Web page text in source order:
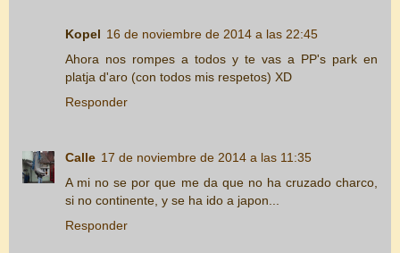
Kopel 16 de noviembre de 2014 a las 22:45
Ahora nos rompes a todos y te vas a PP's park en
platja d'aro (con todos mis respetos) XD
Responder
Calle 17 de noviembre de 2014 a las 11:35
A mi no se por que me da que no ha cruzado charco,
si no continente, y se ha ido a japon...
Responder